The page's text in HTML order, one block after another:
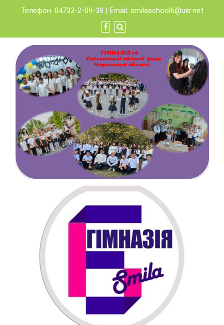
content
Телефон: 04733-2-09-38 | Email: smilaschool6@ukr.net